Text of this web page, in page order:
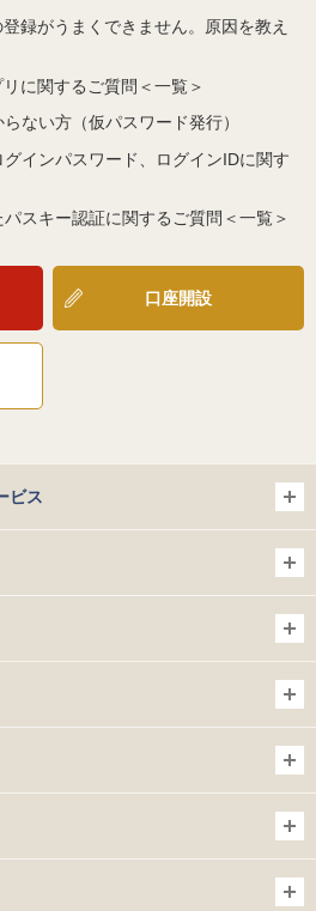
録がうまくできません。原因を教え
に関するご質問＜一覧＞
ない方（仮パスワード発行）
インパスワード、ログインIDに関す
スキー認証に関するご質問＜一覧＞
口座開設
ビス